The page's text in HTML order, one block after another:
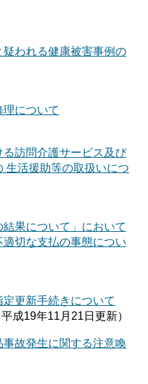
われる健康被害事例の
について
訪問介護サービス及び
生活援助等の取扱いにつ
果について」において
切な支払の事態につい
更新手続きについて
成19年11月21日更新）
故発生に関する注意喚